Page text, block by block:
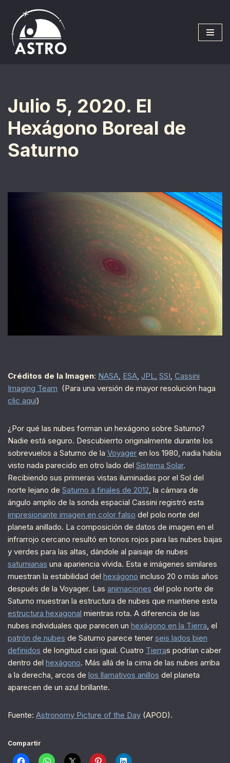
Saltar
al
contenido
Julio 5, 2020. El
Hexágono Boreal de
Saturno
Créditos de la Imagen: NASA, ESA, JPL, SSI, Cassini
Imaging Team (Para una versión de mayor resolución haga
clic aquí)
¿Por qué las nubes forman un hexágono sobre Saturno?
Nadie está seguro. Descubierrto originalmente durante los
sobrevuelos a Saturno de la Voyager en los 1980, nadia había
visto nada parecido en otro lado del Sistema Solar.
Recibiendo sus primeras vistas iluminadas por el Sol del
norte lejano de Saturno a finales de 2012, la cámara de
ángulo amplio de la sonda espacial Cassini registró esta
impresionante imagen en color falso del polo norte del
planeta anillado. La composición de datos de imagen en el
infrarrojo cercano resultó en tonos rojos para las nubes bajas
y verdes para las altas, dándole al paisaje de nubes
saturnianas una apariencia vívida. Esta e imágenes similares
muestran la estabilidad del hexágono incluso 20 o más años
después de la Voyager. Las animaciones del polo norte de
Saturno muestran la estructura de nubes que mantiene esta
estructura hexagonal mientras rota. A diferencia de las
nubes individuales que parecen un hexágono en la Tierra, el
patrón de nubes de Saturno parece tener seis lados bien
definidos de longitud casi igual. Cuatro Tierras podrían caber
dentro del hexágono. Más allá de la cima de las nubes arriba
a la derecha, arcos de los llamativos anillos del planeta
aparecen de un azul brillante.
Fuente: Astronomy Picture of the Day (APOD).
Compartir